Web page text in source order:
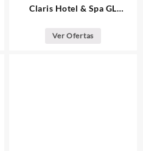
Claris Hotel & Spa GL
Ver Ofertas